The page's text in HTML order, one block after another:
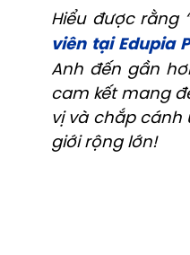
Hiểu được rằng
viên tại Edupia
Anh đến gần
cam kết mang
vị và chắp cánh
giới rộng lớn!